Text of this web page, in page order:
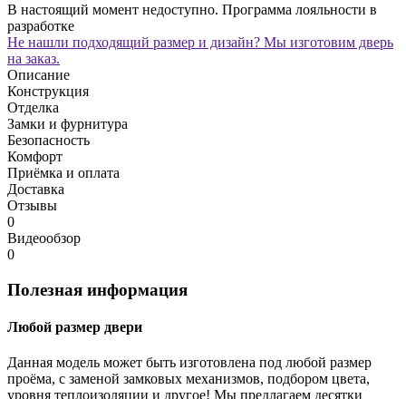
В настоящий момент недоступно. Программа лояльности в
разработке
Не нашли подходящий размер и дизайн? Мы изготовим дверь
на заказ.
Описание
Конструкция
Отделка
Замки и фурнитура
Безопасность
Комфорт
Приёмка и оплата
Доставка
Отзывы
0
Видеообзор
0
Полезная информация
Любой размер двери
Данная модель может быть изготовлена под любой размер
проёма, с заменой замковых механизмов, подбором цвета,
уровня теплоизоляции и другое! Мы предлагаем десятки